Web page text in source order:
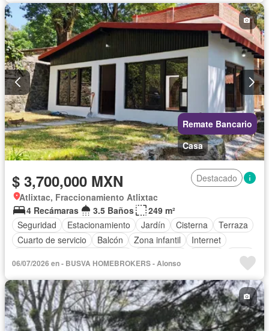
Estacionamiento
Gas natural Internet
Jardín
Recámara con closet
Seguridad
Televisión por cable
Terraza
Vista panorámica
Zonas verdes
Sin amueblar
Remate Bancario
Casa
$ 3,700,000 MXN
Destacado
Atlixtac, Fraccionamiento Atlixtac
4 Recámaras
3.5 Baños
249 m²
Seguridad
Estacionamiento Jardín Cisterna
Terraza
Cuarto de servicio
Balcón Zona infantil
Internet
Agua
Cuarto de Limpieza
Gas natural Asador
Bodega
Zonas verdes
Vista panorámica
Recámara con closet
Sin amueblar
06/07/2026 en - BUSVA HOMEBROKERS - Alonso